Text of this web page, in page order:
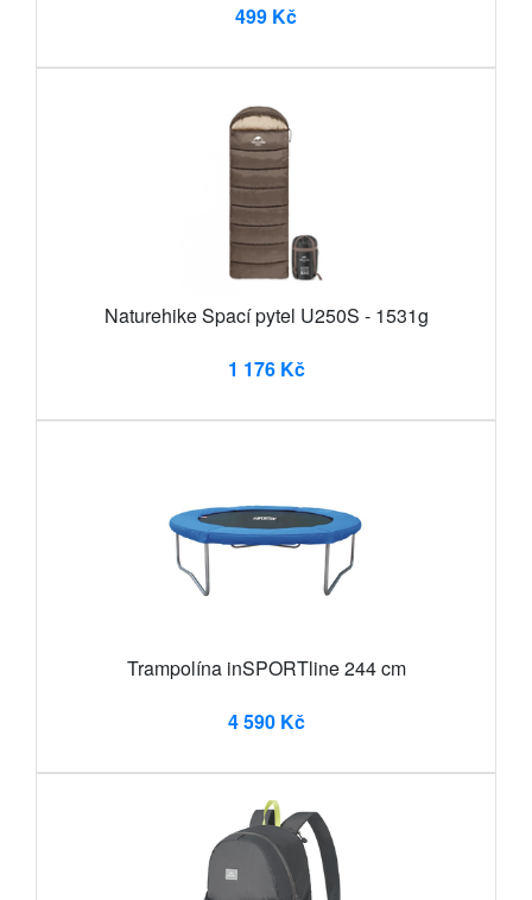
499 Kč
Naturehike Spací pytel U250S - 1531g
1 176 Kč
Trampolína inSPORTline 244 cm
4 590 Kč